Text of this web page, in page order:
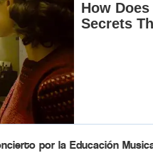
por la Educación